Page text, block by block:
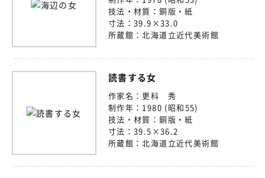
技法・材質：銅版・紙
寸法： 39.9×33.0
所蔵館： 北海道立近代美術館
読書する女
作家名： 更科 秀
制作年： 1980 (昭和55)
技法・材質：銅版・紙
寸法： 39.5×36.2
所蔵館： 北海道立近代美術館